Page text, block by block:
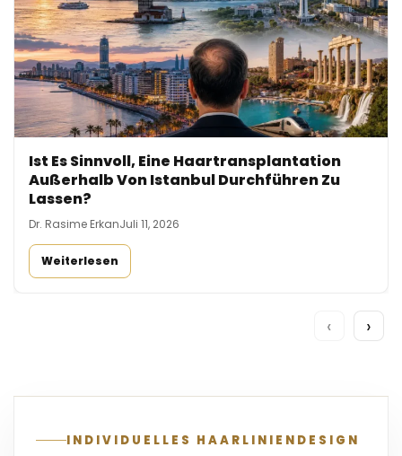
Ist Es Sinnvoll, Eine Haartransplantation
Außerhalb Von Istanbul Durchführen Zu
Lassen?
Dr. Rasime ErkanJuli 11, 2026
Weiterlesen
‹ ›
INDIVIDUELLES HAARLINIENDESIGN